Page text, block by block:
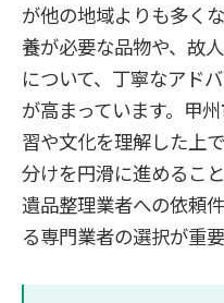
が他の地域よりも多く
養が必要な品物や、故
について、丁寧なアド
が高まっています。甲
習や文化を理解した上
分けを円滑に進めるこ
遺品整理業者への依頼
る専門業者の選択が重